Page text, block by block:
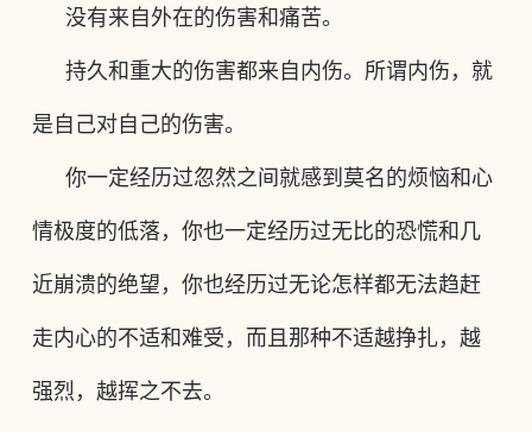
没有来自外在的伤害和痛苦。
持久和重大的伤害都来自内伤。 所谓内伤，就
是自己对自己的伤害。
你一定经历过忽然之间就感到莫名的烦恼和心
情极度的低落，你也一定经历过无比的恐慌和几
近崩溃的绝望，你也经历过无论怎样都无法趋赶
走内心的不适和难受，而且那种不适越挣扎，越
强烈，越挥之不去。